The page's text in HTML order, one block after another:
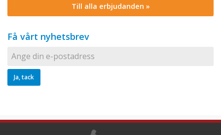
Till alla erbjudanden »
Få vårt nyhetsbrev